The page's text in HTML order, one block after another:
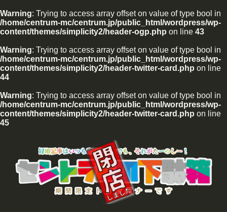
Warning: Trying to access array offset on value of type bool in
/home/centrum-mc/centrum.jp/public_html/wordpress/wp-
content/themes/simplicity2/header-ogp.php on line 43
Warning: Trying to access array offset on value of type bool in
/home/centrum-mc/centrum.jp/public_html/wordpress/wp-
content/themes/simplicity2/header-twitter-card.php on line
44
Warning: Trying to access array offset on value of type bool in
/home/centrum-mc/centrum.jp/public_html/wordpress/wp-
content/themes/simplicity2/header-twitter-card.php on line
45